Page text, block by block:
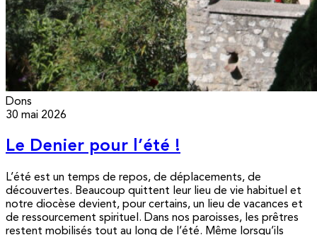
Dons
30 mai 2026
Le Denier pour l’été !
L’été est un temps de repos, de déplacements, de
découvertes. Beaucoup quittent leur lieu de vie habituel et
notre diocèse devient, pour certains, un lieu de vacances et
de ressourcement spirituel. Dans nos paroisses, les prêtres
restent mobilisés tout au long de l’été. Même lorsqu’ils